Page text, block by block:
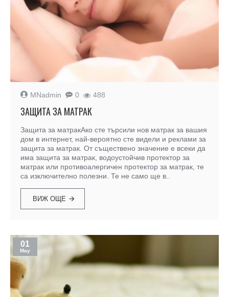
MNadmin 0 488
ЗАЩИТА ЗА МАТРАК
Защита за матракАко сте търсили нов матрак за вашия
дом в интернет, най-вероятно сте видели и реклами за
защита за матрак. От съществено значение е всеки да
има защита за матрак, водоустойчив протектор за
матрак или противоалергичен протектор за матрак, те
са изключително полезни. Те не само ще в..
ВИЖ ОЩЕ
01
May